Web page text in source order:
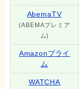
AbemaTV
(ABEMAプレミア
ム)
Amazonプライ
ム
WATCHA